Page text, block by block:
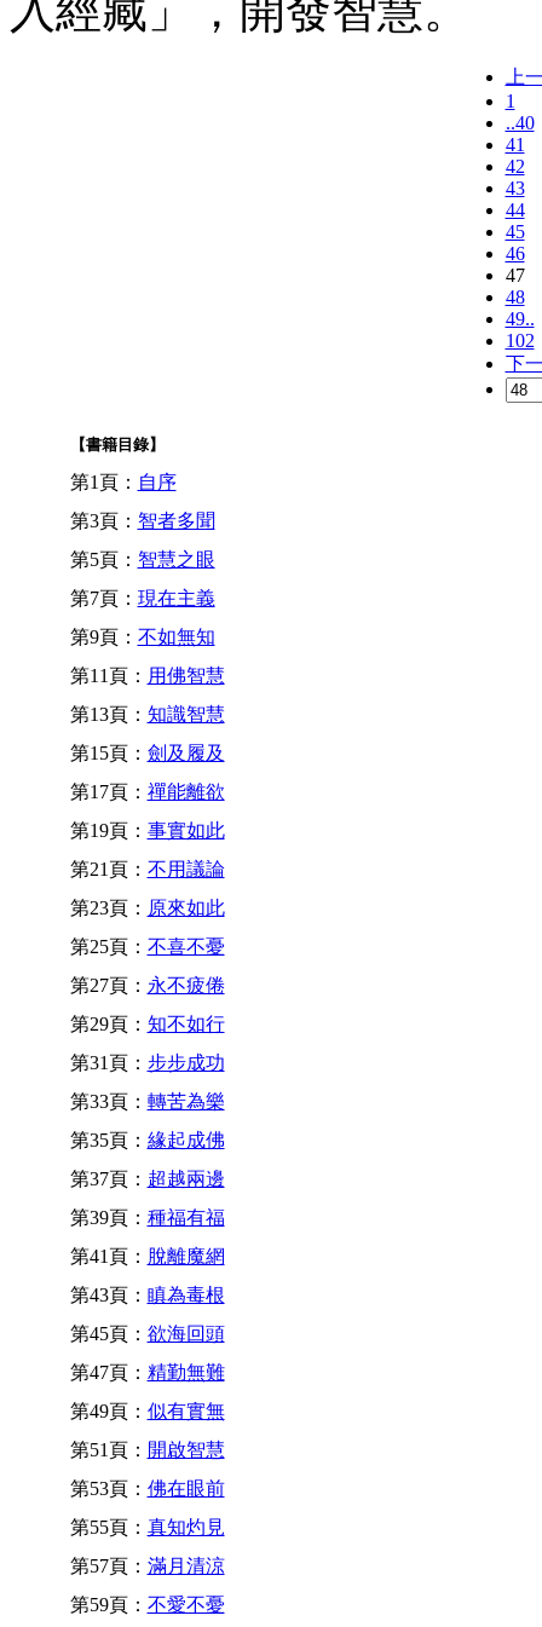
入經藏」，開發智慧。
上
1
..40
41
42
43
44
45
46
47
48
49..
102
下
【書籍目錄】
第1頁： 自序
第3頁： 智者多聞
第5頁： 智慧之眼
第7頁： 現在主義
第9頁： 不如無知
第11頁： 用佛智慧
第13頁： 知識智慧
第15頁： 劍及履及
第17頁： 禪能離欲
第19頁： 事實如此
第21頁： 不用議論
第23頁： 原來如此
第25頁： 不喜不憂
第27頁： 永不疲倦
第29頁： 知不如行
第31頁： 步步成功
第33頁： 轉苦為樂
第35頁： 緣起成佛
第37頁： 超越兩邊
第39頁： 種福有福
第41頁： 脫離魔網
第43頁： 瞋為毒根
第45頁： 欲海回頭
第47頁： 精勤無難
第49頁： 似有實無
第51頁： 開啟智慧
第53頁： 佛在眼前
第55頁： 真知灼見
第57頁： 滿月清涼
第59頁： 不愛不憂